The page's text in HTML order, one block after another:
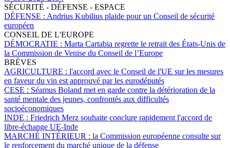
SÉCURITÉ - DÉFENSE - ESPACE
DÉFENSE : Andrius Kubilius plaide pour un Conseil de sécurité
européen
CONSEIL DE L'EUROPE
DÉMOCRATIE : Marta Cartabia regrette le retrait des États-Unis de
la Commission de Venise du Conseil de l’Europe
BRÈVES
AGRICULTURE : l'accord avec le Conseil de l'UE sur les mesures
en faveur du vin est approuvé par les eurodéputés
CESE : Séamus Boland met en garde contre la détérioration de la
santé mentale des jeunes, confrontés aux difficultés
socioéconomiques
INDE : Friedrich Merz souhaite conclure rapidement l'accord de
libre-échange UE-Inde
MARCHÉ INTÉRIEUR : la Commission européenne consulte sur
le renforcement du marché unique de la défense